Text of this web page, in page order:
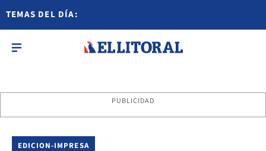
TEMAS DEL DÍA:
PUBLICIDAD
EDICION-IMPRESA